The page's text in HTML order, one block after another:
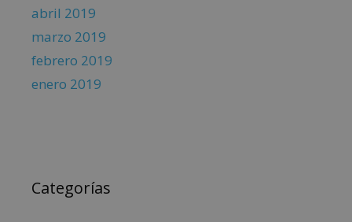
abril 2019
marzo 2019
febrero 2019
enero 2019
Categorías